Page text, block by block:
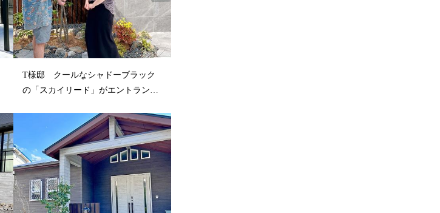
T様邸 クールなシャドーブラック
の「スカイリード」がエントランス